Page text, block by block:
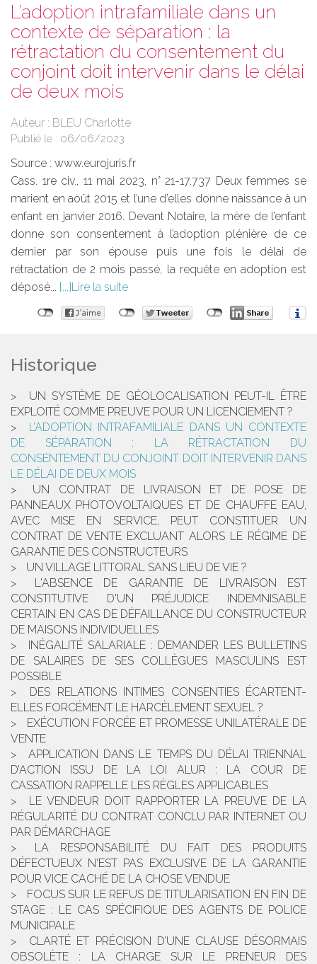
L’adoption intrafamiliale dans un
contexte de séparation : la
rétractation du consentement du
conjoint doit intervenir dans le délai
de deux mois
Auteur : BLEU Charlotte
Publié le : 06/06/2023
Source : www.eurojuris.fr
Cass. 1re civ., 11 mai 2023, n° 21-17.737 Deux femmes se
marient en août 2015 et l’une d’elles donne naissance à un
enfant en janvier 2016. Devant Notaire, la mère de l’enfant
donne son consentement à l’adoption plénière de ce
dernier par son épouse puis une fois le délai de
rétractation de 2 mois passé, la requête en adoption est
déposé...
Lire la suite
Historique
UN SYSTÈME DE GÉOLOCALISATION PEUT-IL ÊTRE
EXPLOITÉ COMME PREUVE POUR UN LICENCIEMENT ?
L’ADOPTION INTRAFAMILIALE DANS UN CONTEXTE
DE SÉPARATION : LA RÉTRACTATION DU
CONSENTEMENT DU CONJOINT DOIT INTERVENIR DANS
LE DÉLAI DE DEUX MOIS
UN CONTRAT DE LIVRAISON ET DE POSE DE
PANNEAUX PHOTOVOLTAIQUES ET DE CHAUFFE EAU,
AVEC MISE EN SERVICE, PEUT CONSTITUER UN
CONTRAT DE VENTE EXCLUANT ALORS LE RÉGIME DE
GARANTIE DES CONSTRUCTEURS
UN VILLAGE LITTORAL SANS LIEU DE VIE ?
L'ABSENCE DE GARANTIE DE LIVRAISON EST
CONSTITUTIVE D'UN PRÉJUDICE INDEMNISABLE
CERTAIN EN CAS DE DÉFAILLANCE DU CONSTRUCTEUR
DE MAISONS INDIVIDUELLES
INÉGALITÉ SALARIALE : DEMANDER LES BULLETINS
DE SALAIRES DE SES COLLÈGUES MASCULINS EST
POSSIBLE
DES RELATIONS INTIMES CONSENTIES ÉCARTENT-
ELLES FORCÉMENT LE HARCÈLEMENT SEXUEL ?
EXÉCUTION FORCÉE ET PROMESSE UNILATÉRALE DE
VENTE
APPLICATION DANS LE TEMPS DU DÉLAI TRIENNAL
D’ACTION ISSU DE LA LOI ALUR : LA COUR DE
CASSATION RAPPELLE LES RÈGLES APPLICABLES
LE VENDEUR DOIT RAPPORTER LA PREUVE DE LA
RÉGULARITÉ DU CONTRAT CONCLU PAR INTERNET OU
PAR DÉMARCHAGE
LA RESPONSABILITÉ DU FAIT DES PRODUITS
DÉFECTUEUX N'EST PAS EXCLUSIVE DE LA GARANTIE
POUR VICE CACHÉ DE LA CHOSE VENDUE
FOCUS SUR LE REFUS DE TITULARISATION EN FIN DE
STAGE : LE CAS SPÉCIFIQUE DES AGENTS DE POLICE
MUNICIPALE
CLARTÉ ET PRÉCISION D’UNE CLAUSE DÉSORMAIS
OBSOLÈTE : LA CHARGE SUR LE PRENEUR DES